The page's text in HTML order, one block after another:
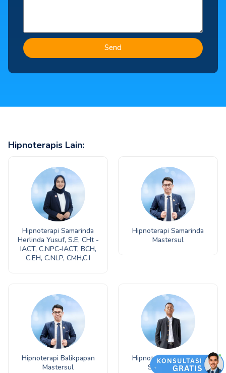
Send
Hipnoterapis Lain:
Hipnoterapi Samarinda
Herlinda Yusuf, S.E, CHt -
IACT, C.NPC-IACT, BCH,
C.EH, C.NLP, CMH,C.I
Hipnoterapi Samarinda
Mastersul
Hipnoterapi Balikpapan
Mastersul
Hipnoterapi Samarinda
Syahrul, CHt